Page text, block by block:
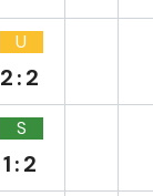
U
2:2
S
1:2